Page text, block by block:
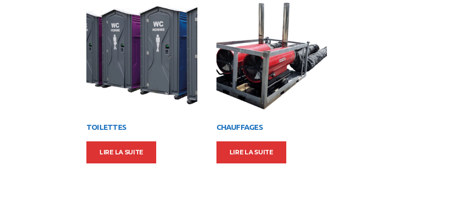
TOILETTES
LIRE LA SUITE
CHAUFFAGES
LIRE LA SUITE